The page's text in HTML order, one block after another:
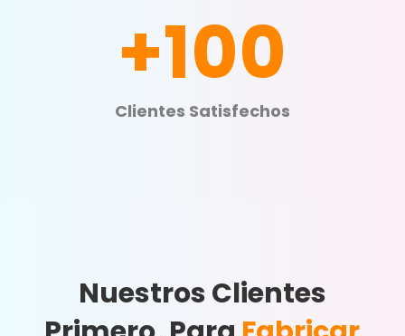
+100
Clientes Satisfechos
Nuestros Clientes